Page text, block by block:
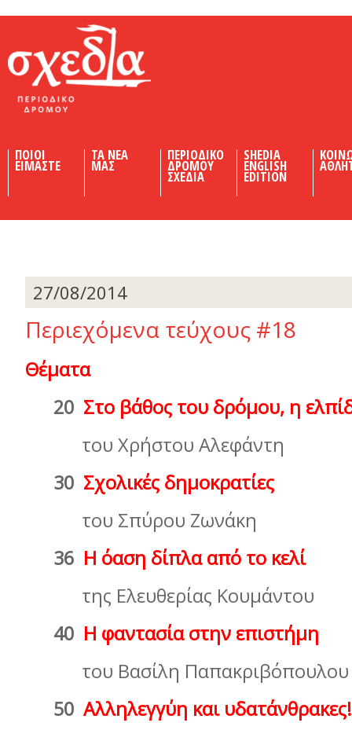
ΠΟΙΟΙ
ΕΙΜΑΣΤΕ
ΤΑ ΝΕΑ
ΜΑΣ
ΠΕΡΙΟΔΙΚΟ
ΔΡΟΜΟΥ
ΣΧΕΔΙΑ
SHEDIA
ENGLISH
EDITION
27/08/2014
Περιεχόμενα τεύχους #18
Θέµατα
20 Στο βάθος του δρόµου, η
του Χρήστου Αλεφάντη
30 Σχολικές δηµοκρατίες
του Σπύρου Ζωνάκη
36 Η όαση δίπλα από το κελί
της Ελευθερίας Κουµάντου
40 Η φαντασία στην επιστήµη
του Βασίλη Παπακριβόπουλου
50 Αλληλεγγύη και υδατάνθρακες!